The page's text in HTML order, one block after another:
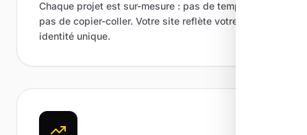
Chaque projet est sur-mesure : pas de template,
pas de copier-coller. Votre site reflète votre
identité unique.